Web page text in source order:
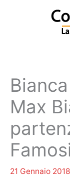
Max
21 Gennaio 2018